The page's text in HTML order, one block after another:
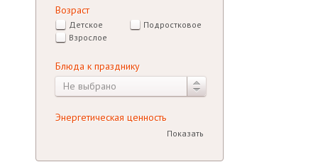
Возраст
Детское
Подростковое
Взрослое
Блюда к празднику
Не выбрано
Энергетическая ценность
Показать